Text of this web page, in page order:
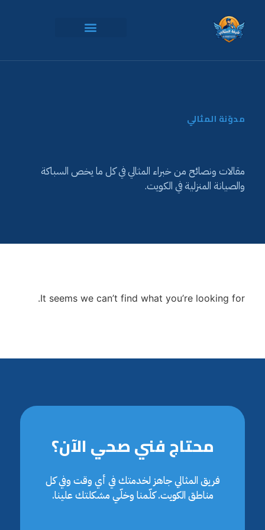
مدوّنة المثالي
مقالات ونصائح من خبراء المثالي في كل ما يخص السباكة
والصيانة المنزلية في الكويت.
It seems we can’t find what you’re looking for.
محتاج فني صحي الآن؟
فريق المثالي جاهز لخدمتك في أي وقت وفي كل
مناطق الكويت. كلّمنا وخلّي مشكلتك علينا.